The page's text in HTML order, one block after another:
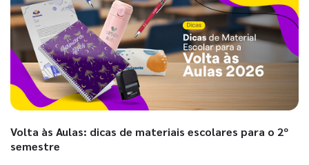
Volta às Aulas: dicas de materiais escolares para o 2º
semestre